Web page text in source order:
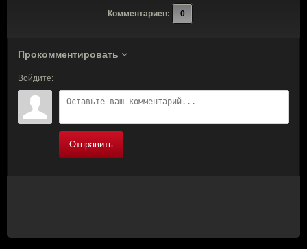
Комментариев: 0
Прокомментировать
Войдите:
Отправить